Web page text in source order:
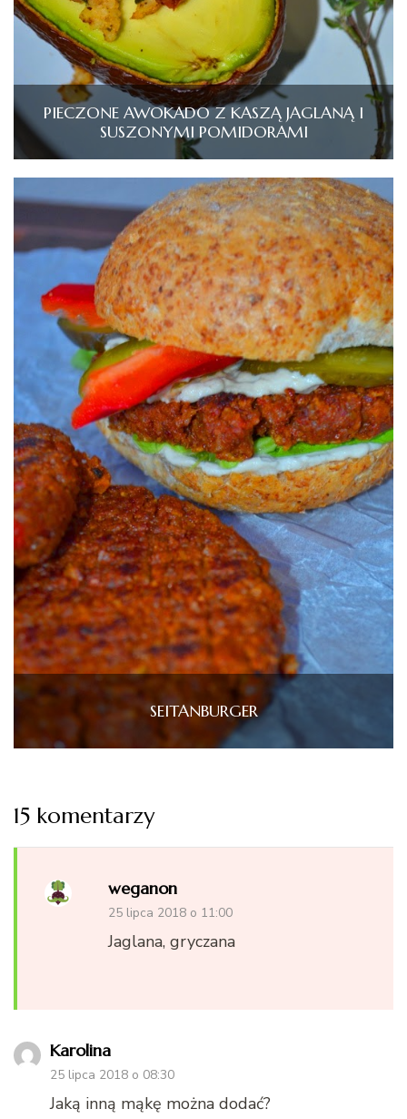
PIECZONE AWOKADO Z KASZĄ JAGLANĄ I
SUSZONYMI POMIDORAMI
SEITANBURGER
15 komentarzy
weganon
25 lipca 2018 o 11:00
Jaglana, gryczana
Karolina
25 lipca 2018 o 08:30
Jaką inną mąkę można dodać?